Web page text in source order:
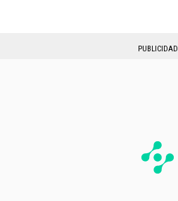
PUBLICIDAD